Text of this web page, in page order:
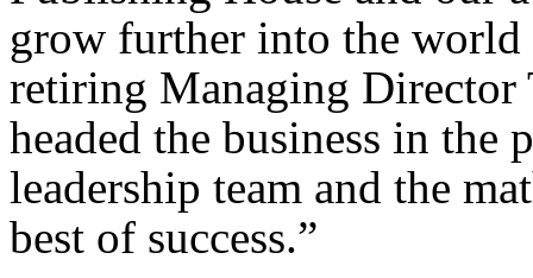
grow further into the
retiring Managing Director
headed the business in the
leadership team and the
best of success.”